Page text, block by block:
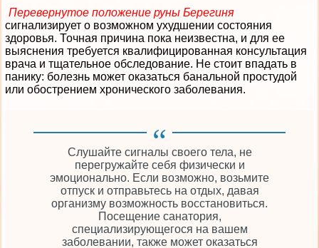
Перевернутое положение руны Берегиня
сигнализирует о возможном ухудшении состояния
здоровья. Точная причина пока неизвестна, и для ее
выяснения требуется квалифицированная консультация
врача и тщательное обследование. Не стоит впадать в
панику: болезнь может оказаться банальной простудой
или обострением хронического заболевания.
Слушайте сигналы своего тела, не
перегружайте себя физически и
эмоционально. Если возможно, возьмите
отпуск и отправьтесь на отдых, давая
организму возможность восстановиться.
Посещение санатория,
специализирующегося на вашем
заболевании, также может оказаться